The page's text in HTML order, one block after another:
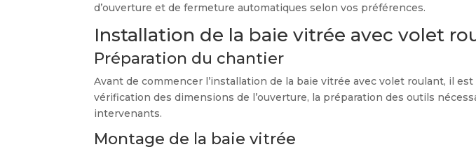
d’ouverture et de fermeture automatiques selon vos préférences.
Installation de la baie vitrée avec volet
Préparation du chantier
Avant de commencer l’installation de la baie vitrée avec volet roulant, il
vérification des dimensions de l’ouverture, la préparation des outils
intervenants.
Montage de la baie vitrée